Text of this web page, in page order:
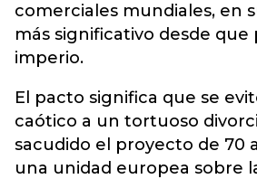
comerciales mundiales, en
más significativo desde que
imperio.
El pacto significa que se
caótico a un tortuoso
sacudido el proyecto de 70
una unidad europea sobre